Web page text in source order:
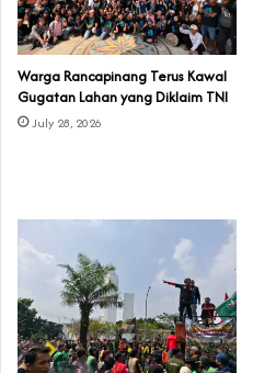
‎Warga Rancapinang Terus Kawal
Gugatan Lahan yang Diklaim TNI‎‎
July 28, 2026